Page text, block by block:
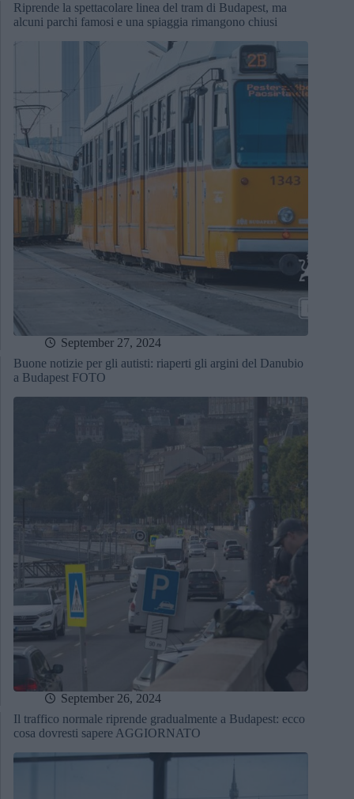
Riprende la spettacolare linea del tram di Budapest, ma
alcuni parchi famosi e una spiaggia rimangono chiusi
September 27, 2024
Buone notizie per gli autisti: riaperti gli argini del Danubio
a Budapest FOTO
September 26, 2024
Il traffico normale riprende gradualmente a Budapest: ecco
cosa dovresti sapere AGGIORNATO